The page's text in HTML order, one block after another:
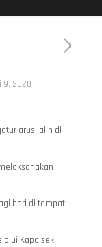
9, 2020
arus lalin di
hari di tempat
Kapolsek